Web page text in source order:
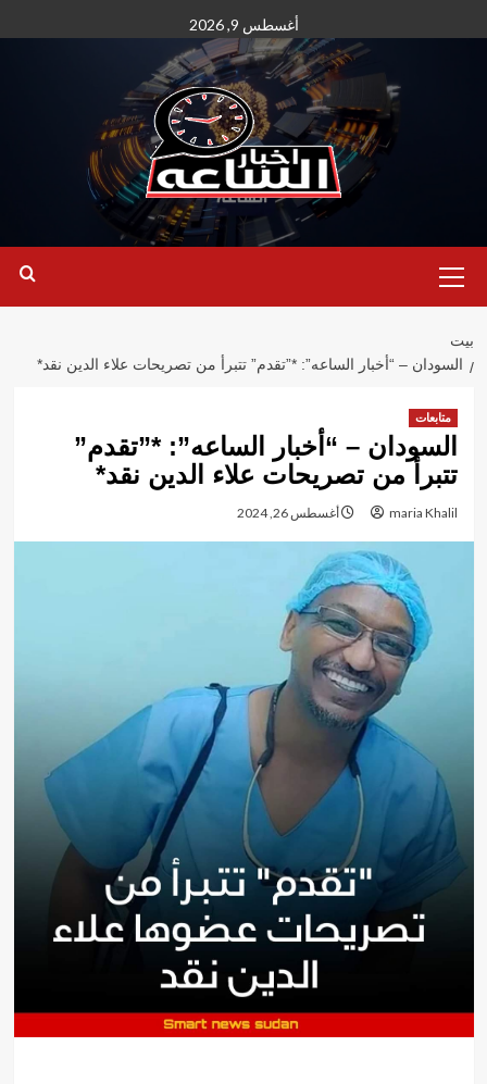
إلى
أغسطس 9, 2026
الأساسية
بيت
السودان – “أخبار الساعه”: *”تقدم” تتبرأ من تصريحات علاء الدين نقد*
متابعات
السودان – “أخبار الساعه”: *”تقدم”
تتبرأ من تصريحات علاء الدين نقد*
maria Khalil أغسطس 26, 2024